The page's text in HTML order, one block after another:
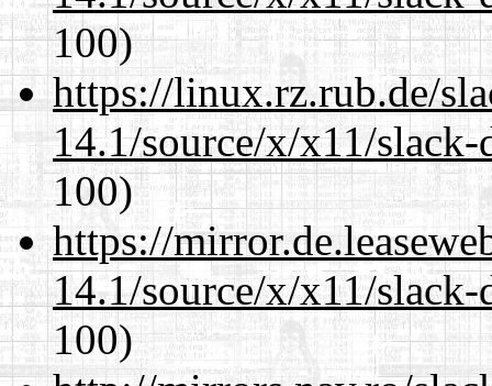
100)
https://linux.rz.rub.de/
14.1/source/x/x11/
100)
https://
14.1/source/x/x11/
100)